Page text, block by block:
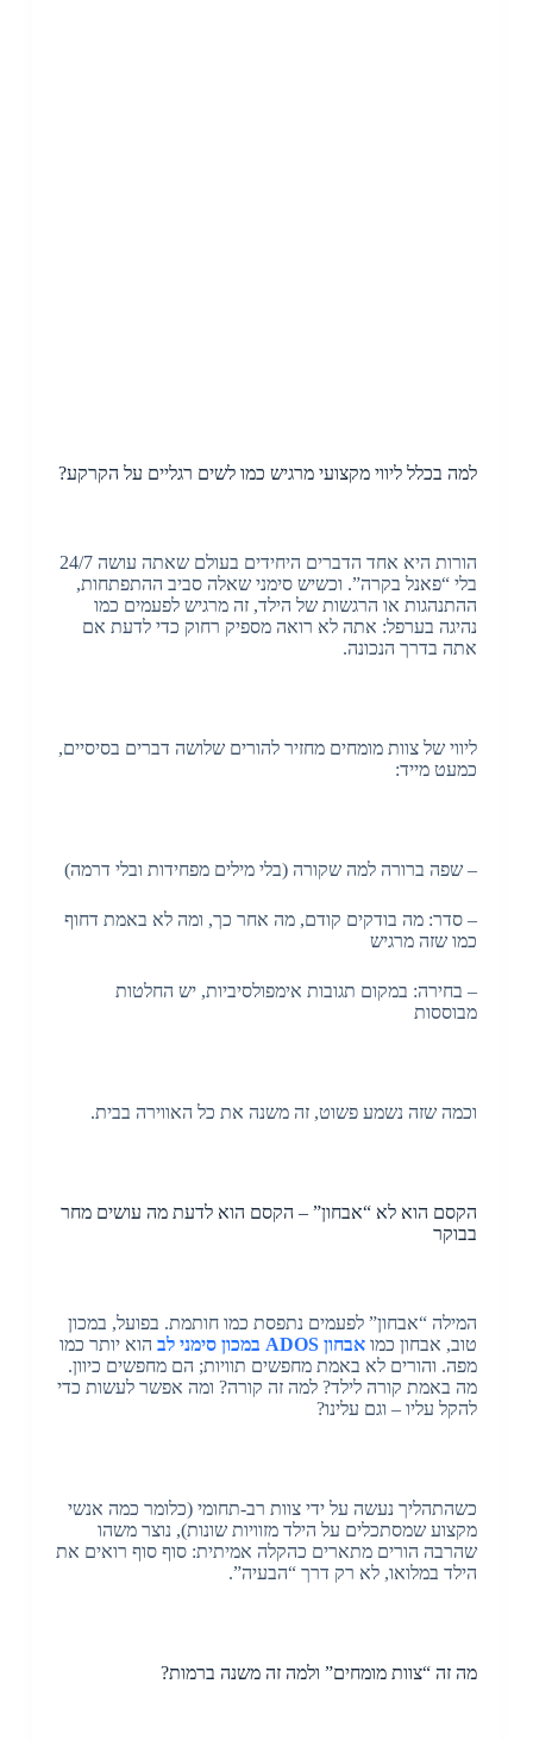
למה בכלל ליווי מקצועי מרגיש כמו לשים רגליים על הקרקע?
הורות היא אחד הדברים היחידים בעולם שאתה עושה 24/7
בלי “פאנל בקרה”. וכשיש סימני שאלה סביב ההתפתחות,
ההתנהגות או הרגשות של הילד, זה מרגיש לפעמים כמו
נהיגה בערפל: אתה לא רואה מספיק רחוק כדי לדעת אם
אתה בדרך הנכונה.
ליווי של צוות מומחים מחזיר להורים שלושה דברים בסיסיים,
כמעט מייד:
– שפה ברורה למה שקורה (בלי מילים מפחידות ובלי דרמה)
– סדר: מה בודקים קודם, מה אחר כך, ומה לא באמת דחוף
כמו שזה מרגיש
– בחירה: במקום תגובות אימפולסיביות, יש החלטות
מבוססות
וכמה שזה נשמע פשוט, זה משנה את כל האווירה בבית.
הקסם הוא לא “אבחון” – הקסם הוא לדעת מה עושים מחר
בבוקר
המילה “אבחון” לפעמים נתפסת כמו חותמת. בפועל, במכון
טוב, אבחון כמו אבחון ADOS במכון סימני לב
הוא יותר כמו
מפה. והורים לא באמת מחפשים תוויות; הם מחפשים כיוון.
מה באמת קורה לילד? למה זה קורה? ומה אפשר לעשות כדי
להקל עליו – וגם עלינו?
כשהתהליך נעשה על ידי צוות רב-תחומי (כלומר כמה אנשי
מקצוע שמסתכלים על הילד מזוויות שונות), נוצר משהו
שהרבה הורים מתארים כהקלה אמיתית: סוף סוף רואים את
הילד במלואו, לא רק דרך “הבעיה”.
מה זה “צוות מומחים” ולמה זה משנה ברמות?